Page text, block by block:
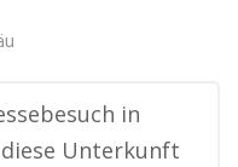
in
Unterkunft